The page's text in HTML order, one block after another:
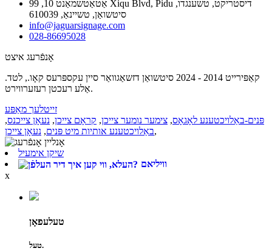
אַטאַטשמאַנט 10, 99 Xiqu Blvd, Pidu דיסטריקט, טשענגדו,
סיטשואַן, טשיינאַ, 610039
info@jaguarsignage.com
028-86695028
אָנפֿרעג איצט
קאַפּירייט 2014 - 2024 סיטשואַן דזשאַגוואַר סיין עקספּרעס קאָו., לטד.
אַלע רעכטן רעזערווירט.
זייטלעך מאַפּע
פּנים-באַלויכטענע לאָגאָס, צימער נומער צייכן, קראָם צייכן, נעאָן צייכנס,
באַלויכטענע אותיות מיט פּנים, נעאָן צייכן ,
שיקן אימעיל
וויליאם
x
טעלעפאָן
טעל.